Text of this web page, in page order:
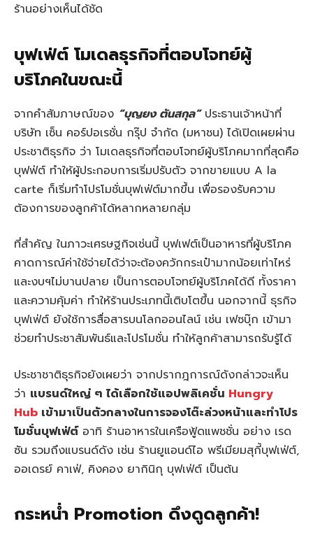
ร้านอย่างเห็นได้ชัด
บุฟเฟ่ต์ โมเดลธุรกิจที่ตอบโจทย์ผู้
บริโภคในขณะนี้
จากคำสัมภาษณ์ของ “บุญยง ตันสกุล”ประธานเจ้าหน้าที่
บริษัท เซ็น คอร์ปอเรชั่น กรุ๊ป จำกัด (มหาชน) ได้เปิดเผยผ่าน
ประชาติธุรกิจ ว่า โมเดลธุรกิจที่ตอบโจทย์ผู้บริโภคมากที่สุดคือ
บุฟฟ่ต์ ทำให้ผู้ประกอบการเริ่มปรับตัว จากขายแบบ A la
carte ก็เริ่มทำโปรโมชั่นบุฟเฟ่ต์มากขึ้น เพื่อรองรับความ
ต้องการของลูกค้าได้หลากหลายกลุ่ม
ที่สำคัญ ในภาวะเศรษฐกิจเช่นนี้ บุฟเฟต์เป็นอาหารที่ผู้บริโภค
คาดการณ์ค่าใช้จ่ายได้ว่าจะต้องควักกระเป๋ามากน้อยเท่าไหร่
และงบฯไม่บานปลาย เป็นการตอบโจทย์ผู้บริโภคได้ดี ทั้งราคา
และความคุ้มค่า ทำให้ร้านประเภทนี้เติบโตขึ้น นอกจากนี้ ธุรกิจ
บุฟเฟ่ต์ ยังใช้การสื่อสารบนโลกออนไลน์ เช่น เฟซบุ๊ก เข้ามา
ช่วยทำประชาสัมพันธ์และโปรโมชั่น ทำให้ลูกค้าสามารถรับรู้ได้
ประชาชาติธุรกิจยังเผยว่า จากปรากฎการณ์ดังกล่าวจะเห็น
ว่า แบรนด์ใหญ่ ๆ ได้เลือกใช้แอปพลิเคชั่น Hungry
Hub เข้ามาเป็นตัวกลางในการจองโต๊ะล่วงหน้าและทำโปร
โมชั่นบุฟเฟ่ต์อาทิ ร้านอาหารในเครือฟู้ดแพชชั่น อย่าง เรด
ซัน รวมถึงแบรนด์ดัง เช่น ร้านยูแอนด์ไอ พรีเมียมสุกี้บุฟเฟ่ต์,
ออเดรย์ คาเฟ่, คิงคอง ยากินิกุ บุฟเฟ่ต์ เป็นต้น
กระหน่ำ Promotion ดึงดูดลูกค้า!